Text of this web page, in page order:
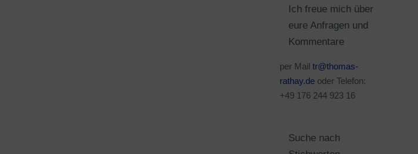
Ich freue mich über
eure Anfragen und
Kommentare
per Mail tr@thomas-
rathay.de oder Telefon:
+49 176 244 923 16
Suche nach